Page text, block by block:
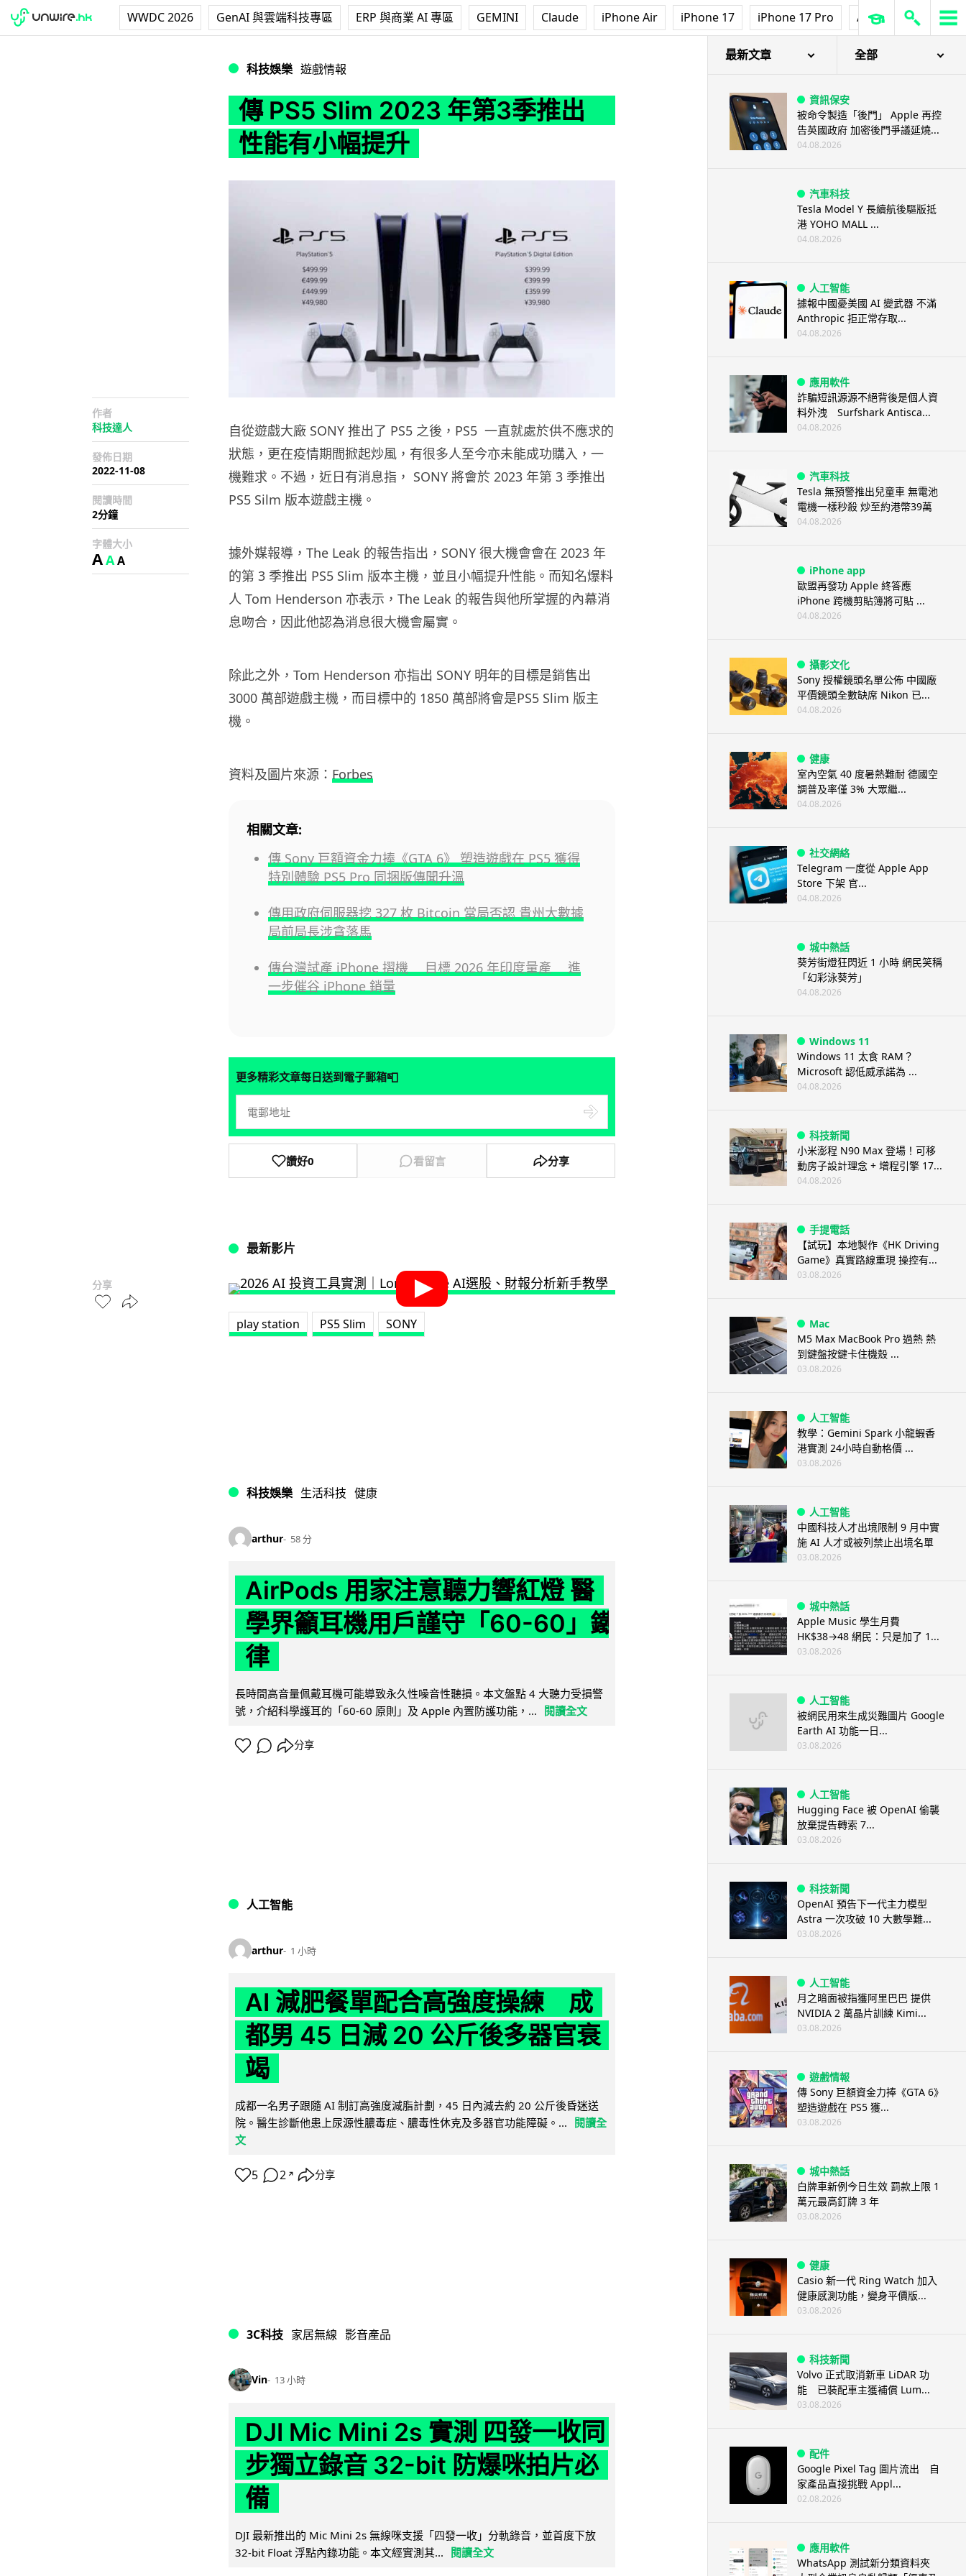
WWDC 2026 GenAI 與雲端科技專區 ERP 與商業 AI 專區 GEMINI Claude iPhone Air iPhone 17 iPhone 17 Pro AirPods Pro 3
科技娛樂 遊戲情報
傳 PS5 Slim 2023 年第3季推出
性能有小幅提升
作者
科技達人
發佈日期
2022-11-08
閱讀時間
2分鐘
字體大小
AAA
分享
自從遊戲大廠 SONY 推出了 PS5 之後，PS5 一直就處於供不應求的
狀態，更在疫情期間掀起炒風，有很多人至今亦未能成功購入，一
機難求。不過，近日有消息指， SONY 將會於 2023 年第 3 季推出
PS5 Silm 版本遊戲主機。
據外媒報導，The Leak 的報告指出，SONY 很大機會會在 2023 年
的第 3 季推出 PS5 Slim 版本主機，並且小幅提升性能。而知名爆料
人 Tom Henderson 亦表示，The Leak 的報告與他所掌握的內幕消
息吻合，因此他認為消息很大機會屬實。
除此之外，Tom Henderson 亦指出 SONY 明年的目標是銷售出
3000 萬部遊戲主機，而目標中的 1850 萬部將會是PS5 Slim 版主
機。
資料及圖片來源： Forbes
相關文章:
傳 Sony 巨額資金力捧《GTA 6》 塑造遊戲在 PS5 獲得
特別體驗 PS5 Pro 同捆版傳聞升溫
傳用政府伺服器挖 327 枚 Bitcoin 當局否認 貴州大數據
局前局長涉貪落馬
傳台灣試產 iPhone 摺機 目標 2026 年印度量產 進
一步催谷 iPhone 銷量
更多精彩文章每日送到電子郵箱📮
讚好0 看留言 分享
最新影片
play station PS5 Slim SONY
科技娛樂 生活科技 健康
arthur 58 分
AirPods 用家注意聽力響紅燈 醫
學界籲耳機用戶謹守「60-60」鐵
律
長時間高音量佩戴耳機可能導致永久性噪音性聽損。本文盤點 4 大聽力受損警
號，介紹科學護耳的「60-60 原則」及 Apple 內置防護功能，...
閱讀全文
分享
人工智能
arthur 1 小時
AI 減肥餐單配合高強度操練 成
都男 45 日減 20 公斤後多器官衰
竭
成都一名男子跟隨 AI 制訂高強度減脂計劃，45 日內減去約 20 公斤後昏迷送
院。醫生診斷他患上尿源性膿毒症、膿毒性休克及多器官功能障礙。...
閱讀全
文
5 2 ↗ 分享
3C科技 家居無線 影音產品
Vin 13 小時
DJI Mic Mini 2s 實測 四發一收同
步獨立錄音 32-bit 防爆咪拍片必
備
DJI 最新推出的 Mic Mini 2s 無線咪支援「四發一收」分軌錄音，並首度下放
32-bit Float 浮點內錄功能。本文經實測其... 閱讀全文
最新文章 全部
資訊保安
被命令製造「後門」 Apple 再控
告英國政府 加密後門爭議延燒...
04.08.2026
汽車科技
Tesla Model Y 長續航後驅版抵
港 YOHO MALL ...
04.08.2026
人工智能
據報中國憂美國 AI 變武器 不滿
Anthropic 拒正常存取...
04.08.2026
應用軟件
詐騙短訊源源不絕背後是個人資
料外洩 Surfshark Antisca...
04.08.2026
汽車科技
Tesla 無預警推出兒童車 無電池
電機一樣秒殺 炒至約港幣39萬
04.08.2026
iPhone app
歐盟再發功 Apple 終答應
iPhone 跨機剪貼簿將可貼 ...
04.08.2026
攝影文化
Sony 授權鏡頭名單公佈 中國廠
平價鏡頭全數缺席 Nikon 已...
04.08.2026
健康
室內空氣 40 度暑熱難耐 德國空
調普及率僅 3% 大眾繼...
04.08.2026
社交網絡
Telegram 一度從 Apple App
Store 下架 官...
04.08.2026
城中熱話
葵芳街燈狂閃近 1 小時 網民笑稱
「幻彩泳葵芳」
04.08.2026
Windows 11
Windows 11 太食 RAM？
Microsoft 認低威承諾為 ...
04.08.2026
科技新聞
小米澎程 N90 Max 登場！可移
動房子設計理念 + 增程引擎 17...
04.08.2026
手提電話
【試玩】本地製作《HK Driving
Game》真實路線重現 操控有...
03.08.2026
Mac
M5 Max MacBook Pro 過熱 熱
到鍵盤按鍵卡住機殼 ...
03.08.2026
人工智能
教學：Gemini Spark 小龍蝦香
港實測 24小時自動格價 ...
03.08.2026
人工智能
中國科技人才出境限制 9 月中實
施 AI 人才或被列禁止出境名單
03.08.2026
城中熱話
Apple Music 學生月費
HK$38→48 網民：只是加了 1...
03.08.2026
人工智能
被網民用來生成災難圖片 Google
Earth AI 功能一日...
03.08.2026
人工智能
Hugging Face 被 OpenAI 偷襲
放棄提告轉索 7...
03.08.2026
科技新聞
OpenAI 預告下一代主力模型
Astra 一次攻破 10 大數學難...
03.08.2026
人工智能
月之暗面被指獲阿里巴巴 提供
NVIDIA 2 萬晶片訓練 Kimi...
03.08.2026
遊戲情報
傳 Sony 巨額資金力捧《GTA 6》
塑造遊戲在 PS5 獲...
03.08.2026
城中熱話
白牌車新例今日生效 罰款上限 1
萬元最高釘牌 3 年
03.08.2026
健康
Casio 新一代 Ring Watch 加入
健康感測功能，變身平價版...
03.08.2026
科技新聞
Volvo 正式取消新車 LiDAR 功
能 已裝配車主獲補償 Lum...
03.08.2026
配件
Google Pixel Tag 圖片流出 自
家產品直接挑戰 Appl...
02.08.2026
應用軟件
WhatsApp 測試新分類資料夾